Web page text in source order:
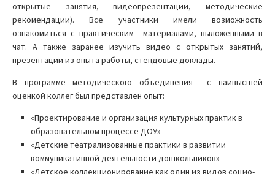
открытые занятия, видеопрезентации, методические
рекомендации). Все участники имели возможность
ознакомиться с практическим материалами, выложенными в
чат. А также заранее изучить видео с открытых занятий,
презентации из опыта работы, стендовые доклады.
В программе методического объединения с наивысшей
оценкой коллег был представлен опыт:
«Проектирование и организация культурных практик в
образовательном процессе ДОУ»
«Детские театрализованные практики в развитии
коммуникативной деятельности дошкольников»